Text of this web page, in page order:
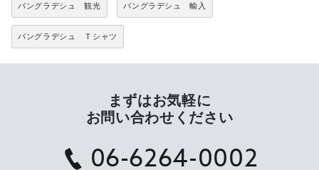
バングラデシュ 観光 バングラデシュ 輸入
バングラデシュ Ｔシャツ
まずはお気軽に
お問い合わせください
06-6264-0002